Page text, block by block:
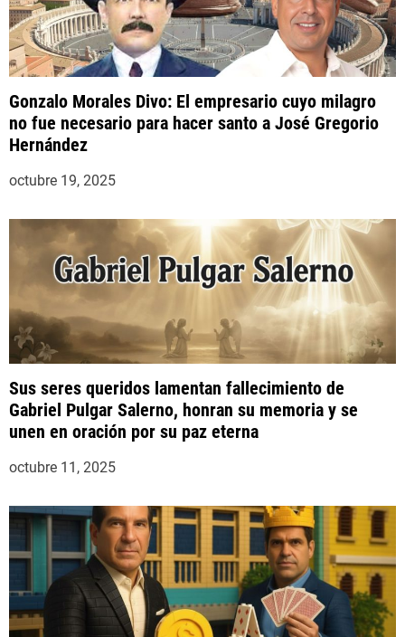
Gonzalo Morales Divo: El empresario cuyo milagro
no fue necesario para hacer santo a José Gregorio
Hernández
octubre 19, 2025
Sus seres queridos lamentan fallecimiento de
Gabriel Pulgar Salerno, honran su memoria y se
unen en oración por su paz eterna
octubre 11, 2025